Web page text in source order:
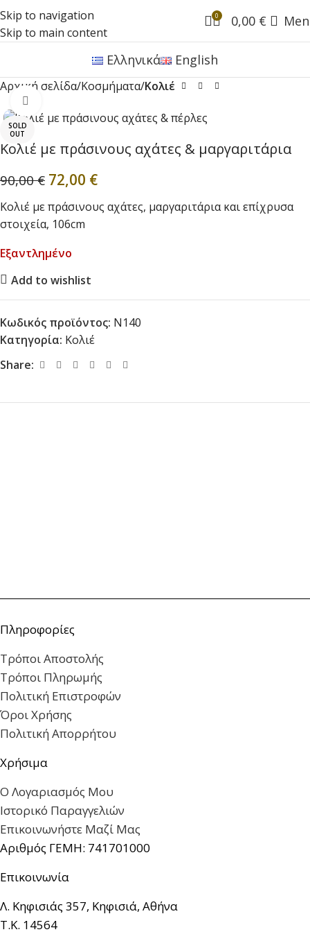
Skip to navigation
Skip to main content
0 0,00 €
Ελληνικά English
Αρχική σελίδα Κοσμήματα Κολιέ
SOLD
OUT
Κολιέ με πράσινους αχάτες & μαργαριτάρια
90,00€ 72,00 €
Κολιέ με πράσινους αχάτες, μαργαριτάρια και επίχρυσα
στοιχεία, 106cm
Εξαντλημένο
Add to wishlist
Κωδικός προϊόντος: N140
Κατηγορία: Κολιέ
Share:
Πληροφορίες
Τρόποι Αποστολής
Τρόποι Πληρωμής
Πολιτική Επιστροφών
Όροι Χρήσης
Πολιτική Απορρήτου
Χρήσιμα
Ο Λογαριασμός Μου
Ιστορικό Παραγγελιών
Επικοινωνήστε Μαζί Μας
Αριθμός ΓΕΜΗ: 741701000
Επικοινωνία
Λ. Κηφισιάς 357, Κηφισιά, Αθήνα
Τ.Κ. 14564